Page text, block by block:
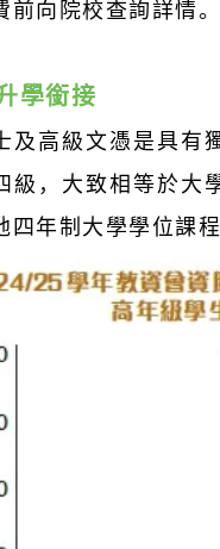
前向院校查詢詳情。
學銜接
及高級文憑是具有
級，大致相等於大
四年制大學學位課程